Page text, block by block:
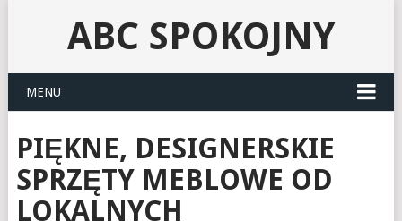
ABC SPOKOJNY
MENU
PIĘKNE, DESIGNERSKIE
SPRZĘTY MEBLOWE OD
LOKALNYCH